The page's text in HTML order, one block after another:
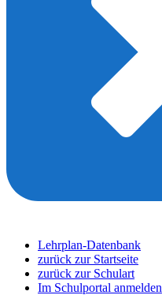
Lehrplan-Datenbank
zurück zur Startseite
zurück zur Schulart
Im Schulportal anmelden